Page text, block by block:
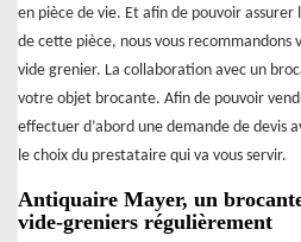
en pièce de vie. Et afin de pouvoir
de cette pièce, nous vous recommandons
vide grenier. La collaboration avec un
votre objet brocante. Afin de pouvoir
effectuer d’abord une demande de devis
le choix du prestataire qui va vous servir.
Antiquaire Mayer, un
vide-greniers régulièrement